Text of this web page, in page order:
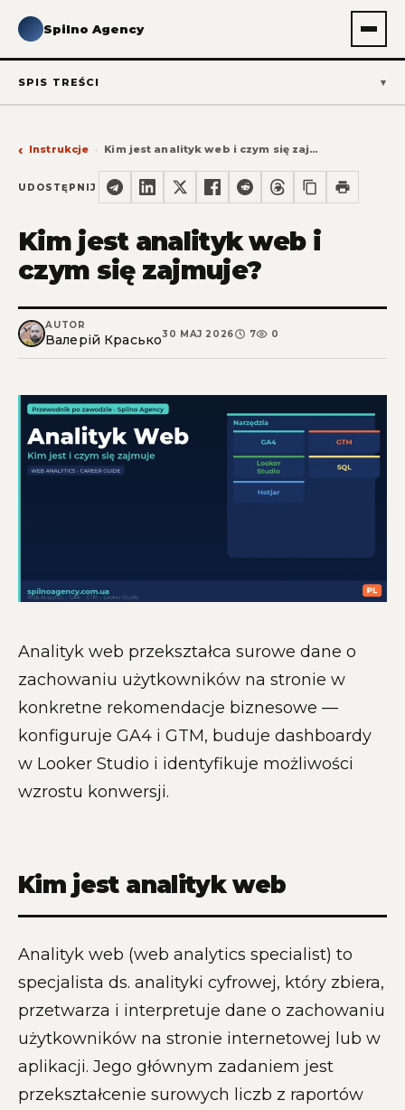
Spilno Agency
SPIS TREŚCI
Instrukcje Kim jest analityk web i czym się zajmuje?
UDOSTĘPNIJ
Kim jest analityk web i
czym się zajmuje?
AUTOR
Валерій Красько30 MAJ 2026 7 0
Analityk web przekształca surowe dane o
zachowaniu użytkowników na stronie w
konkretne rekomendacje biznesowe —
konfiguruje GA4 i GTM, buduje dashboardy
w Looker Studio i identyfikuje możliwości
wzrostu konwersji.
Kim jest analityk web
Analityk web (web analytics specialist) to
specjalista ds. analityki cyfrowej, który zbiera,
przetwarza i interpretuje dane o zachowaniu
użytkowników na stronie internetowej lub w
aplikacji. Jego głównym zadaniem jest
przekształcenie surowych liczb z raportów